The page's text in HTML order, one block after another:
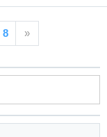
유명한 ..
않다고 합니다.
듯 하기도 합니다. 그
광고라고 하는 기사도
고를 보고 구입했다
8 »